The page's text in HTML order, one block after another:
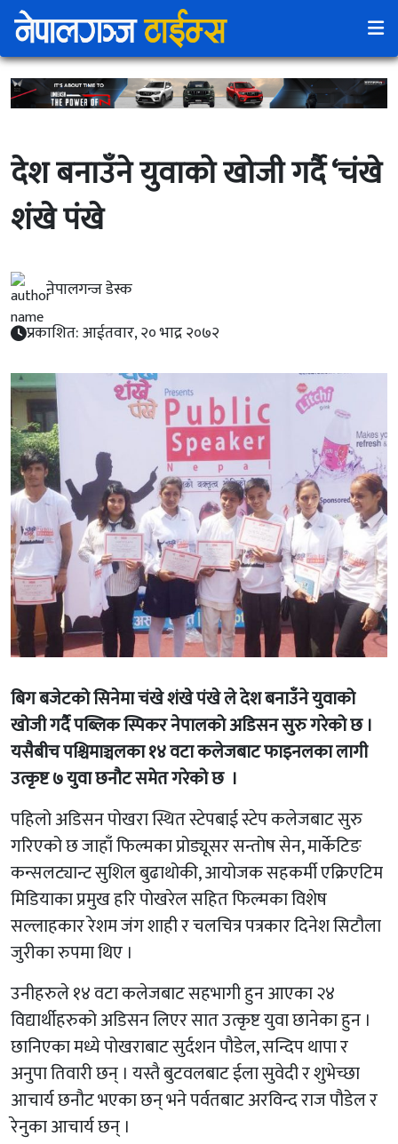
देश बनाउँने युवाको खोजी गर्दै ‘चंखे
शंखे पंखे
नेपालगन्ज डेस्क
प्रकाशित: आईतवार, २० भाद्र २०७२
बिग बजेटको सिनेमा चंखे शंखे पंखे ले देश बनाउँने युवाको
खोजी गर्दै पब्लिक स्पिकर नेपालको अडिसन सुरु गरेको छ ।
यसैबीच पश्चिमाञ्चलका १४ वटा कलेजबाट फाइनलका लागी
उत्कृष्ट ७ युवा छनौट समेत गरेको छ ।
पहिलो अडिसन पोखरा स्थित स्टेपबाई स्टेप कलेजबाट सुरु
गरिएको छ जाहाँ फिल्मका प्रोड्यूसर सन्तोष सेन, मार्केटिङ
कन्सलट्यान्ट सुशिल बुढाथोकी, आयोजक सहकर्मी एक्रिएटिम
मिडियाका प्रमुख हरि पोखरेल सहित फिल्मका विशेष
सल्लाहकार रेशम जंग शाही र चलचित्र पत्रकार दिनेश सिटौला
जुरीका रुपमा थिए ।
उनीहरुले १४ वटा कलेजबाट सहभागी हुन आएका २४
विद्यार्थीहरुको अडिसन लिएर सात उत्कृष्ट युवा छानेका हुन ।
छानिएका मध्ये पोखराबाट सुर्दशन पौडेल, सन्दिप थापा र
अनुपा तिवारी छन् । यस्तै बुटवलबाट ईला सुवेदी र शुभेच्छा
आचार्य छनौट भएका छन् भने पर्वतबाट अरविन्द राज पौडेल र
रेनुका आचार्य छन् ।